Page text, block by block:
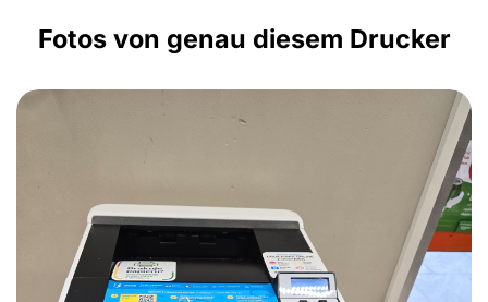
Fotos von genau diesem Drucker